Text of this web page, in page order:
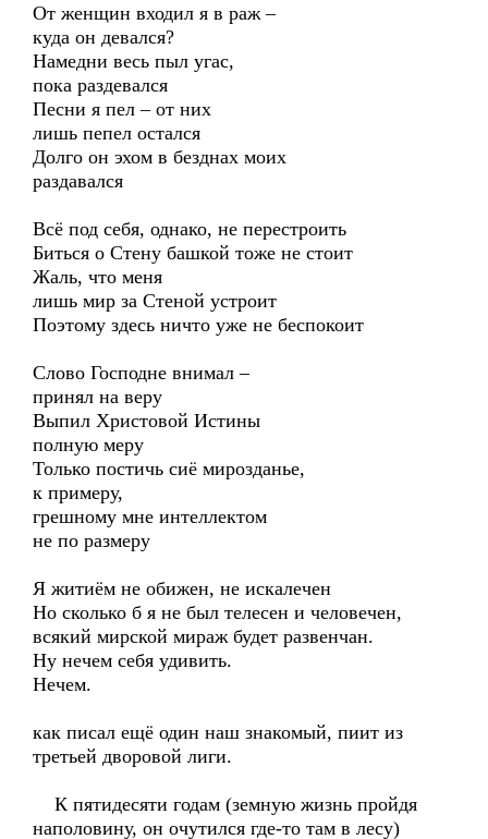
От женщин входил я в раж –
куда он девался?
Намедни весь пыл угас,
пока раздевался
Песни я пел – от них
лишь пепел остался
Долго он эхом в безднах моих
раздавался
Всё под себя, однако, не перестроить
Биться о Стену башкой тоже не стоит
Жаль, что меня
лишь мир за Стеной устроит
Поэтому здесь ничто уже не беспокоит
Слово Господне внимал –
принял на веру
Выпил Христовой Истины
полную меру
Только постичь сиё мирозданье,
к примеру,
грешному мне интеллектом
не по размеру
Я житиём не обижен, не искалечен
Но сколько б я не был телесен и человечен,
всякий мирской мираж будет развенчан.
Ну нечем себя удивить.
Нечем.
как писал ещё один наш знакомый, пиит из
третьей дворовой лиги.
К пятидесяти годам (земную жизнь пройдя
наполовину, он очутился где-то там в лесу)